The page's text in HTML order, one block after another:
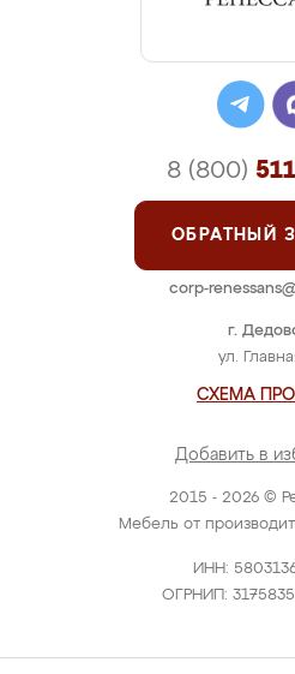
2015 - 2026 ©
Мебель от
ИНН:
ОГРНИП:
г.
ул.
СХЕМА
Добавить в
8 (800)
ОБРАТНЫЙ
corp-